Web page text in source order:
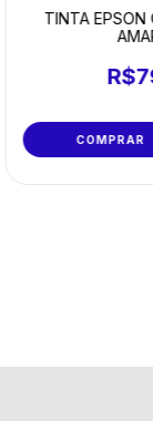
TINTA EPSON